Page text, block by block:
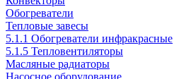
Обогреватели
Тепловые завесы
5.1.1 Обогреватели инфракрасные
5.1.5 Тепловентиляторы
Масляные радиаторы
Насосное оборудование